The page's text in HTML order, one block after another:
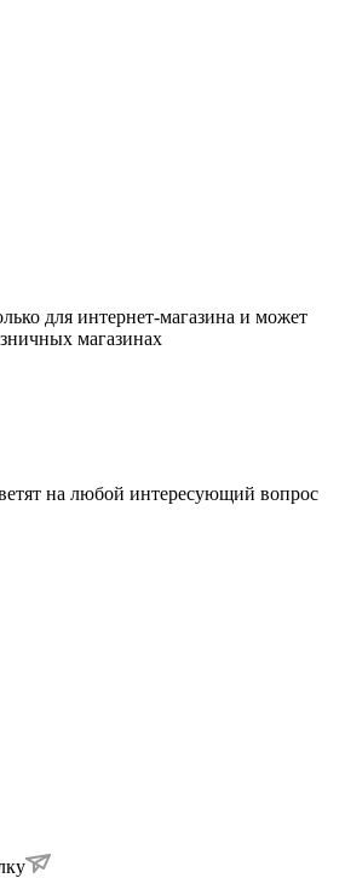
для интернет-магазина и может
магазинах
на любой интересующий вопрос